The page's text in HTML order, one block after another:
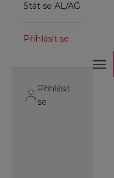
Stát se AL/AG
Přihlásit se
Přihlásit
se